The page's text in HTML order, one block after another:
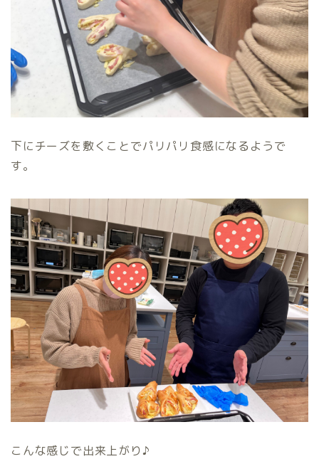
下にチーズを敷くことでパリパリ食感になるようで
す。
こんな感じで出来上がり♪